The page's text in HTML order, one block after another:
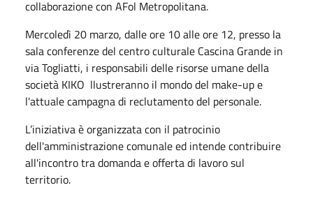
collaborazione con AFol Metropolitana.
Mercoledì 20 marzo, dalle ore 10 alle ore 12, presso la
sala conferenze del centro culturale Cascina Grande in
via Togliatti, i responsabili delle risorse umane della
società KIKO llustreranno il mondo del make-up e
l'attuale campagna di reclutamento del personale.
L’iniziativa è organizzata con il patrocinio
dell'amministrazione comunale ed intende contribuire
all'incontro tra domanda e offerta di lavoro sul
territorio.